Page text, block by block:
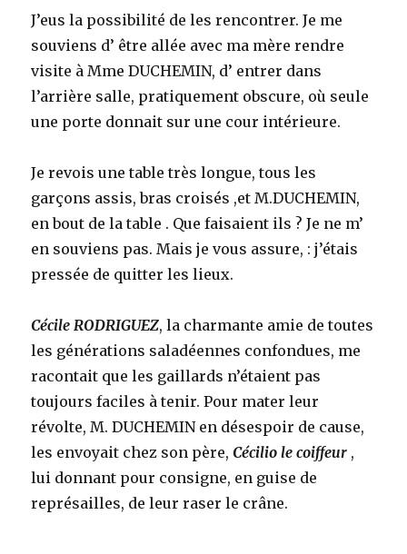
J’eus la possibilité de les rencontrer. Je me
souviens d’ être allée avec ma mère rendre
visite à Mme DUCHEMIN, d’ entrer dans
l’arrière salle, pratiquement obscure, où seule
une porte donnait sur une cour intérieure.
Je revois une table très longue, tous les
garçons assis, bras croisés ,et M.DUCHEMIN,
en bout de la table . Que faisaient ils ? Je ne m’
en souviens pas. Mais je vous assure, : j’étais
pressée de quitter les lieux.
Cécile RODRIGUEZ, la charmante amie de toutes
les générations saladéennes confondues, me
racontait que les gaillards n’étaient pas
toujours faciles à tenir. Pour mater leur
révolte, M. DUCHEMIN en désespoir de cause,
les envoyait chez son père,Cécilio le coiffeur ,
lui donnant pour consigne, en guise de
représailles, de leur raser le crâne.